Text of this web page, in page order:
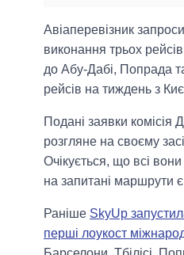
Авіаперевізник
виконання трьох
до Абу-Дабі, Попрада
рейсів на тиждень з
Подані заявки комісія
розгляне на своєму
Очікується, що всі вони
на запитані маршрути є
Раніше SkyUp
перші лоукост